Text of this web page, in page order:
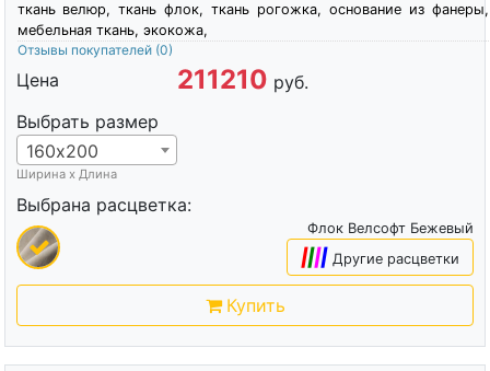
ткань велюр, ткань флок, ткань рогожка, основание из фанеры,
мебельная ткань, экокожа,
Отзывы покупателей (0)
Цена 211210 руб.
Выбрать размер
160х200
Ширина х Длина
Выбрана расцветка:
Флок Велсофт Бежевый
|||| Другие расцветки
Купить